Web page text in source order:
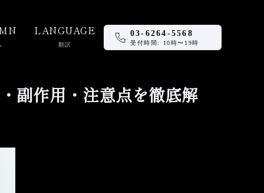
LANGUAGE
翻訳
03-6264-5568
受付時間: 10時〜19時
副作用・注意点を徹底解